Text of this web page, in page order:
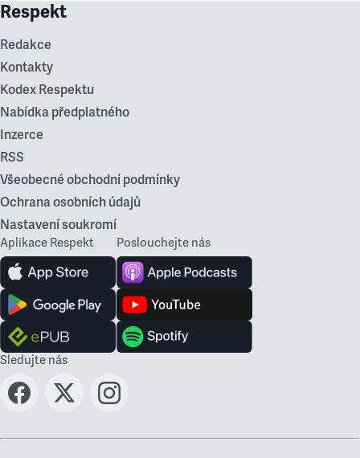
Respekt
Redakce
Kontakty
Kodex Respektu
Nabídka předplatného
Inzerce
RSS
Všeobecné obchodní podmínky
Ochrana osobních údajů
Nastavení soukromí
Aplikace Respekt Poslouchejte nás
Sledujte nás